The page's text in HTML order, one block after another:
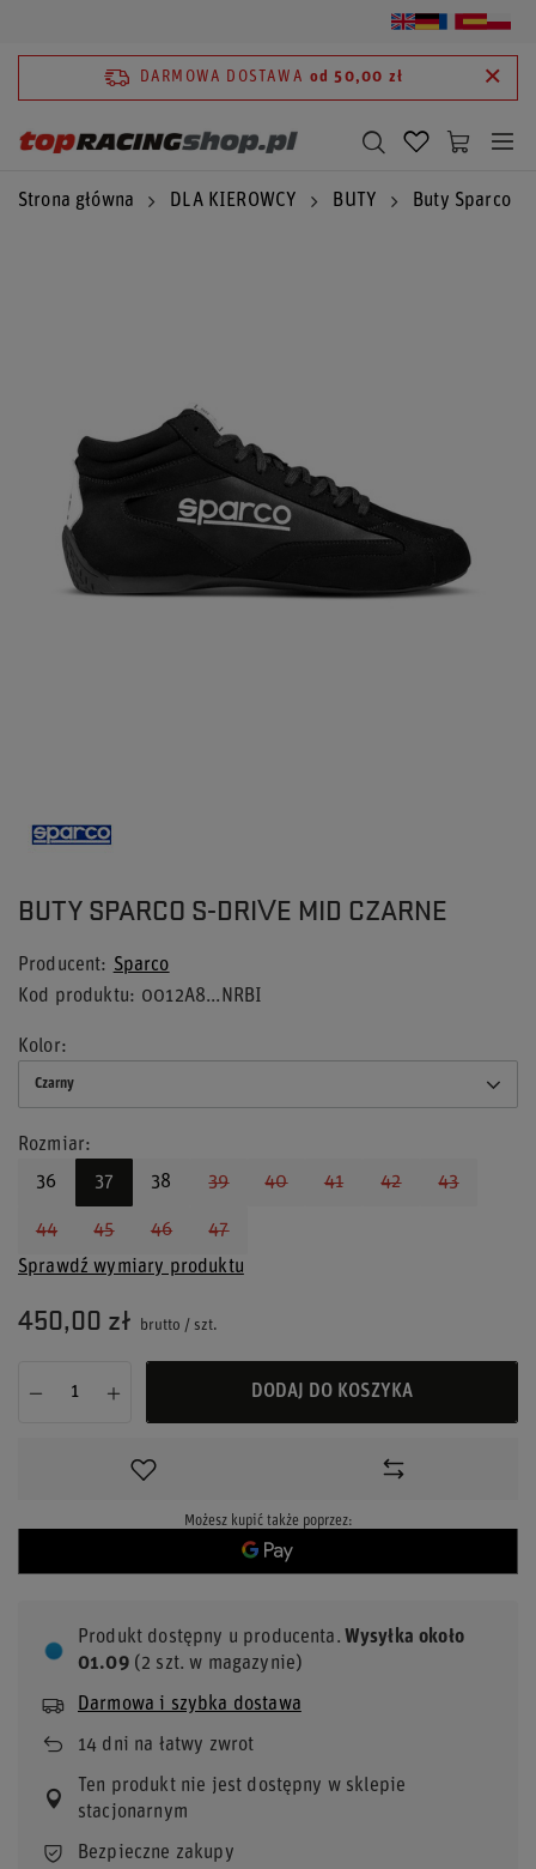
DARMOWA DOSTAWA od 50,00 zł
Strona główna DLA KIEROWCY BUTY Buty Sparco
BUTY SPARCO S-DRIVE MID CZARNE
Producent
Sparco
Kod produktu
0012A8...NRBI
Kolor
Czarny
Rozmiar
36
37 38 39 40 41 42 43
44 45 46
47
Sprawdź wymiary produktu
450,00 zł brutto / szt.
DODAJ DO KOSZYKA
Możesz kupić także poprzez:
Produkt dostępny u producenta Wysyłkaokoło
01.09(2 szt. w magazynie)
Darmowa i szybka dostawa
14 dni na łatwy zwrot
Ten produkt nie jest dostępny w sklepie
stacjonarnym
Bezpieczne zakupy